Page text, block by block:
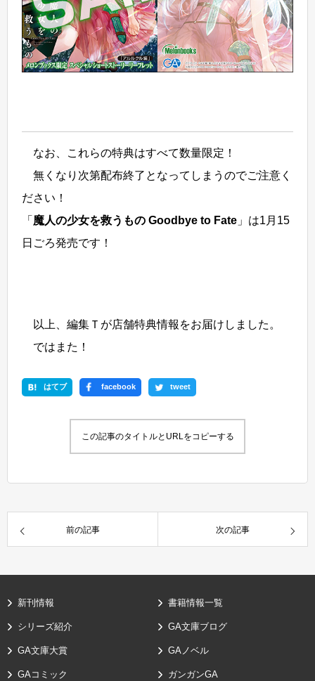
なお、これらの特典はすべて数量限定！
無くなり次第配布終了となってしまうのでご注意く
ださい！
「 魔人の少女を救うもの Goodbye to Fate 」は1月15
日ごろ発売です！
以上、編集Ｔが店舗特典情報をお届けしました。
ではまた！
はてブ facebook tweet
この記事のタイトルとURLをコピーする
前の記事 次の記事
新刊情報 書籍情報一覧
シリーズ紹介 GA文庫ブログ
GA文庫大賞 GAノベル
GAコミック ガンガンGA